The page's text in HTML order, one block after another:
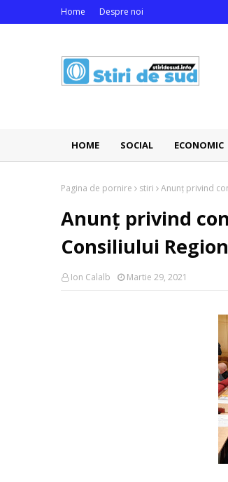
Home Despre noi
HOME SOCIAL ECONOMIC
Pagina de pornire stiri Anunț privind
Anunț privind
Consiliului
Ion Calalb Martie 29, 2021